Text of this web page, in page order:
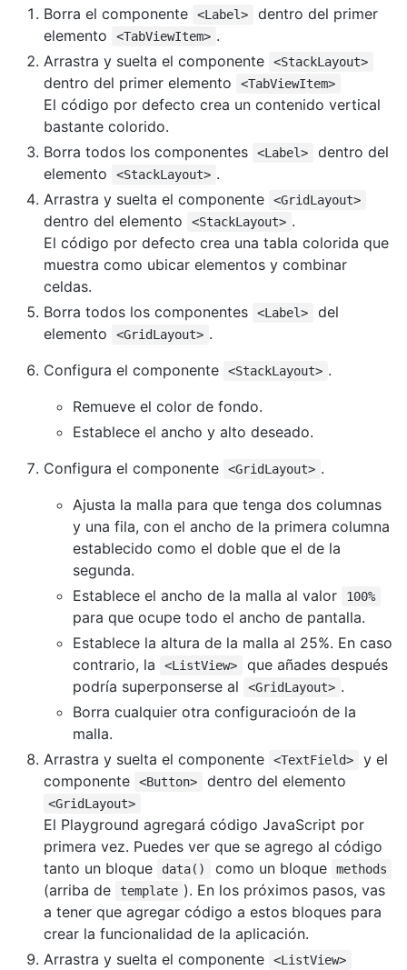
Borra el componente <Label>
dentro del primer
elemento
<TabViewItem> .
Arrastra y suelta el componente
<StackLayout>
dentro del primer elemento <TabViewItem>
El código por defecto crea un contenido vertical
bastante colorido.
Borra todos los componentes
<Label>
dentro del
elemento
<StackLayout> .
Arrastra y suelta el componente
<GridLayout>
dentro del elemento <StackLayout> .
El código por defecto crea una tabla colorida que
muestra como ubicar elementos y combinar
celdas.
Borra todos los componentes
<Label>
del
elemento
<GridLayout> .
Configura el componente
<StackLayout> .
Remueve el color de fondo.
Establece el ancho y alto deseado.
Configura el componente
<GridLayout> .
Ajusta la malla para que tenga dos columnas
y una fila, con el ancho de la primera columna
establecido como el doble que el de la
segunda.
Establece el ancho de la malla al valor
100%
para que ocupe todo el ancho de pantalla.
Establece la altura de la malla al 25%. En caso
contrario, la
<ListView>
que añades después
podría superponserse al
<GridLayout> .
Borra cualquier otra configuracioón de la
malla.
Arrastra y suelta el componente
<TextField>
y el
componente
<Button> dentro del elemento
<GridLayout>
El Playground agregará código JavaScript por
primera vez. Puedes ver que se agrego al código
tanto un bloque
data() como un bloque methods
(arriba de template ). En los próximos pasos, vas
a tener que agregar código a estos bloques para
crear la funcionalidad de la aplicación.
Arrastra y suelta el componente
<ListView>